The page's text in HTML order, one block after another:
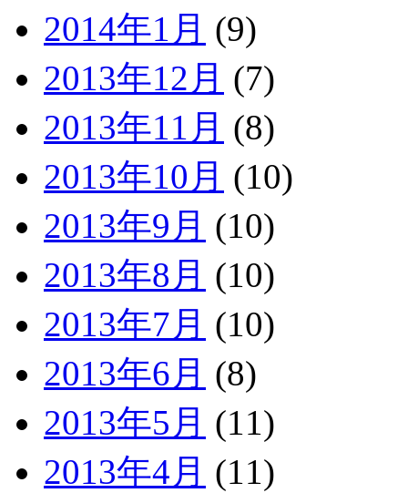
2014年1月 (9)
2013年12月 (7)
2013年11月 (8)
2013年10月 (10)
2013年9月 (10)
2013年8月 (10)
2013年7月 (10)
2013年6月 (8)
2013年5月 (11)
2013年4月 (11)